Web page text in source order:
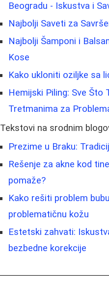
Beogradu - Iskustva i
Najbolji Saveti za
Najbolji Šamponi i
Kose
Kako ukloniti oziljke sa
Hemijski Piling: Sve Što
Tretmanima za
Tekstovi na srodnim
Prezime u Braku:
Rešenje za akne kod
pomaže?
Kako rešiti problem
problematičnu kožu
Estetski zahvati:
bezbedne korekcije